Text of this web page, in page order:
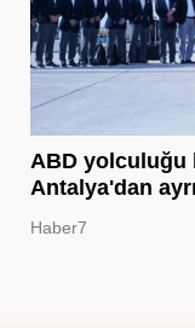
ABD yolculuğu
Antalya'dan
Haber7